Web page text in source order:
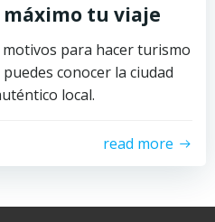
tu viaje
para hacer turismo
conocer la ciudad
local.
read more